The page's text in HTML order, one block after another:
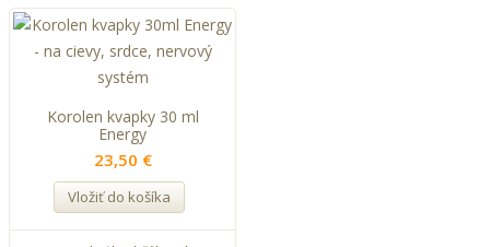
Korolen kvapky 30 ml
Energy
23,50 €
Vložiť do košíka